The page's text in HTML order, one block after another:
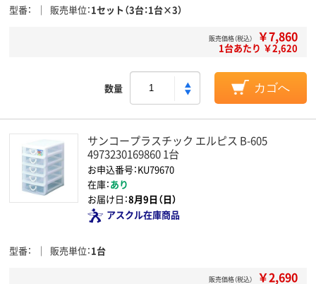
型番 販売単位 1セット（3台：1台×3）
販売価格（税込） ￥7,860
1台あたり ￥2,620
数量 カゴへ
サンコープラスチック エルピス B-605
4973230169860 1台
お申込番号：KU79670
在庫：あり
お届け日：8月9日（日）
アスクル在庫商品
型番 販売単位 1台
販売価格（税込） ￥2,690